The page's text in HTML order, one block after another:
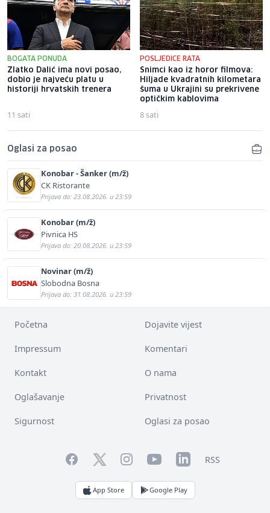
BOGATA PONUDA
Zlatko Dalić ima novi posao,
dobio je najveću platu u
historiji hrvatskih trenera
11 sati
POSLJEDICE RATA
Snimci kao iz horor filmova:
Hiljade kvadratnih kilometara
šuma u Ukrajini su prekrivene
optičkim kablovima
8 sati
Oglasi za posao
Konobar - Šanker (m/ž)
CK Ristorante
Prijava do: 23.08.2026. u 23:59
Konobar (m/ž)
Pivnica HS
Prijava do: 20.08.2026. u 23:59
Novinar (m/ž)
Slobodna Bosna
Prijava do: 31.08.2026. u 23:59
Početna Dojavite vijest
Impressum Komentari
Kontakt O nama
Oglašavanje Privatnost
Sigurnost Oglasi za posao
FacebookTwitterInstagramYouTubeLinkedInRSS
App Store Google Play